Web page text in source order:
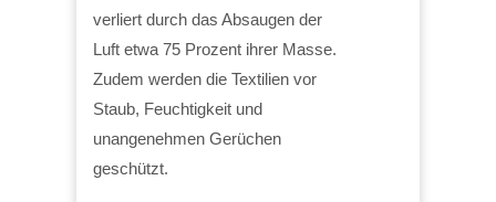
verliert durch das Absaugen der
Luft etwa 75 Prozent ihrer Masse.
Zudem werden die Textilien vor
Staub, Feuchtigkeit und
unangenehmen Gerüchen
geschützt.